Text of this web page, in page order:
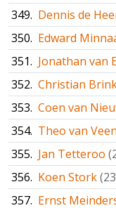
349. Dennis de
350. Edward
351. Jonathan van
352. Christian
353. Coen van
354. Theo van
355. Jan Tetteroo
356. Koen Stork
357. Ernst